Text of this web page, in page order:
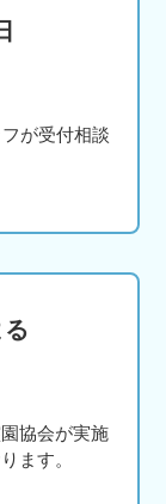
が受付相談
協会が実施
ます。